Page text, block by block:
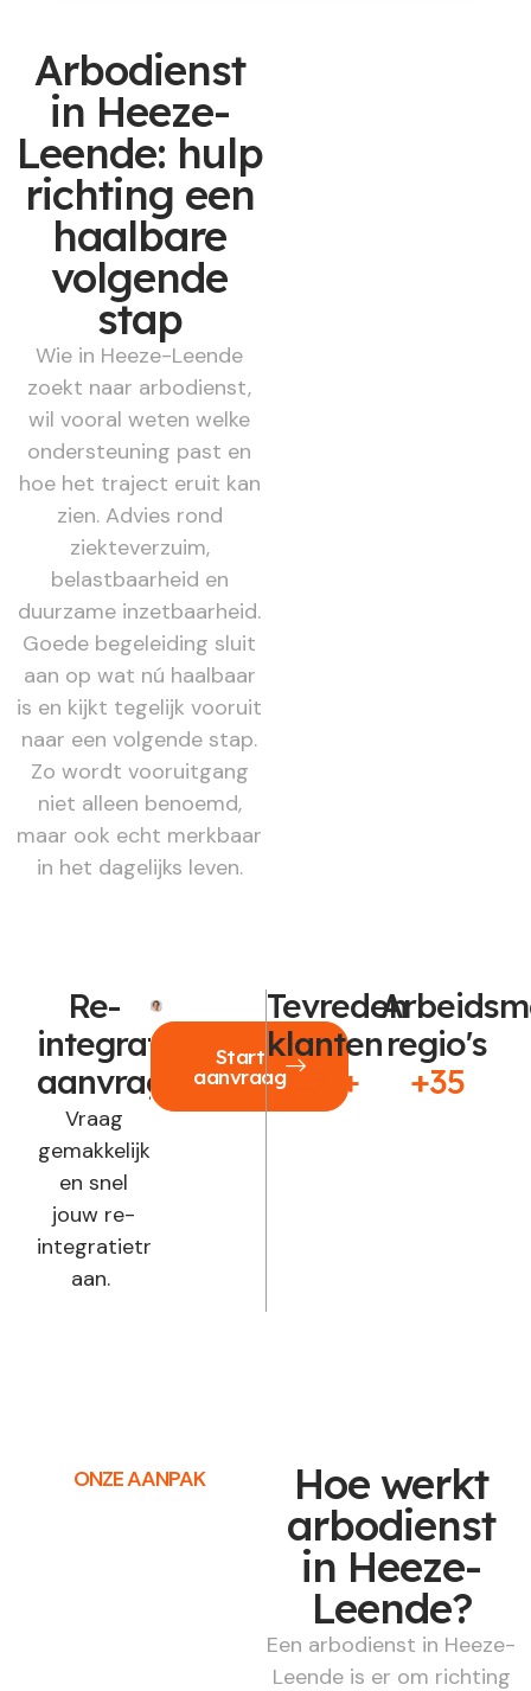
Arbodienst
in Heeze-
Leende: hulp
richting een
haalbare
volgende
stap
Wie in Heeze-Leende
zoekt naar arbodienst,
wil vooral weten welke
ondersteuning past en
hoe het traject eruit kan
zien. Advies rond
ziekteverzuim,
belastbaarheid en
duurzame inzetbaarheid.
Goede begeleiding sluit
aan op wat nú haalbaar
is en kijkt tegelijk vooruit
naar een volgende stap.
Zo wordt vooruitgang
niet alleen benoemd,
maar ook echt merkbaar
in het dagelijks leven.
Re-
integratie
aanvragen?
Vraag
gemakkelijk
en snel
jouw re-
integratietraject
aan.
Start
aanvraag
Tevreden
klanten
250+
regio's
+35
ONZE AANPAK Hoe werkt
arbodienst
in Heeze-
Leende?
Een arbodienst in Heeze-
Leende is er om richting